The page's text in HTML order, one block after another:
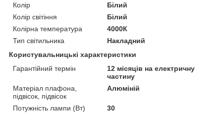
Колір
Білий
Колір світіння
Білий
Колірна температура
4000К
Тип світильника
Накладний
Користувальницькі характеристики
Гарантійний термін
12 місяців на електричну
частину
Матеріал плафона,
підвісок, підвісок
Алюміній
Потужність лампи (Вт)
30